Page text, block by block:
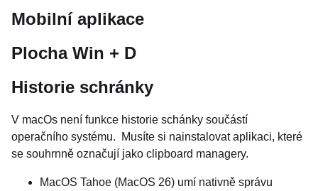
Mobilní aplikace
Plocha Win + D
Historie schránky
V macOs není funkce historie schánky součástí
operačního systému. Musíte si nainstalovat aplikaci, které
se souhrnně označují jako clipboard managery.
MacOS Tahoe (MacOS 26) umí nativně správu